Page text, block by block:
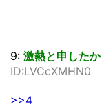
9: 激熱と申したか
ID:LVCcXMHN0
>>4